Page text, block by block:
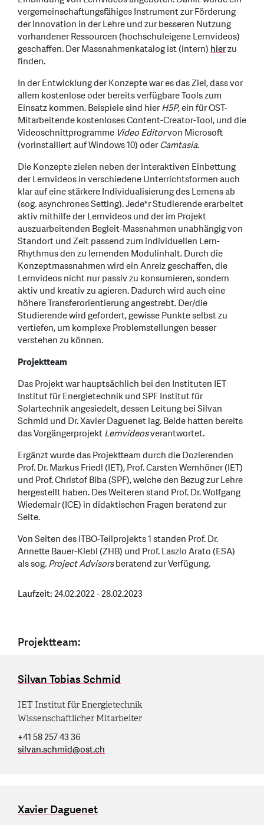
vergemeinschaftungsfähiges Instrument zur Förderung
der Innovation in der Lehre und zur besseren Nutzung
vorhandener Ressourcen (hochschuleigene Lernvideos)
geschaffen. Der Massnahmenkatalog ist (intern) hierzu
finden.
In der Entwicklung der Konzepte war es das Ziel, dass vor
allem kostenlose oder bereits verfügbare Tools zum
Einsatz kommen. Beispiele sind hierH5P, ein für OST-
Mitarbeitende kostenloses Content-Creator-Tool, und die
Videoschnittprogramme Video Editorvon Microsoft
(vorinstalliert auf Windows 10) oderCamtasia.
Die Konzepte zielen neben der interaktiven Einbettung
der Lernvideos in verschiedene Unterrichtsformen auch
klar auf eine stärkere Individualisierung des Lernens ab
(sog. asynchrones Setting). Jede*r Studierende erarbeitet
aktiv mithilfe der Lernvideos und der im Projekt
auszuarbeitenden Begleit-Massnahmen unabhängig von
Standort und Zeit passend zum individuellen Lern-
Rhythmus den zu lernenden Modulinhalt. Durch die
Konzeptmassnahmen wird ein Anreiz geschaffen, die
Lernvideos nicht nur passiv zu konsumieren, sondern
aktiv und kreativ zu agieren. Dadurch wird auch eine
höhere Transferorientierung angestrebt. Der/die
Studierende wird gefordert, gewisse Punkte selbst zu
vertiefen, um komplexe Problemstellungen besser
verstehen zu können.
Projektteam
Das Projekt war hauptsächlich bei den Instituten IET
Institut für Energietechnik und SPF Institut für
Solartechnik angesiedelt, dessen Leitung bei Silvan
Schmid und Dr. Xavier Daguenet lag. Beide hatten bereits
das VorgängerprojektLernvideosverantwortet.
Ergänzt wurde das Projektteam durch die Dozierenden
Prof. Dr. Markus Friedl (IET), Prof. Carsten Wemhöner (IET)
und Prof. Christof Biba (SPF), welche den Bezug zur Lehre
hergestellt haben. Des Weiteren stand Prof. Dr. Wolfgang
Wiedemair (ICE) in didaktischen Fragen beratend zur
Seite.
Von Seiten des ITBO-Teilprojekts 1 standen Prof. Dr.
Annette Bauer-Klebl (ZHB) und Prof. Laszlo Arato (ESA)
als sog.Project Advisorsberatend zur Verfügung.
Laufzeit:24.02.2022 - 28.02.2023
Projektteam:
Silvan Tobias Schmid
IET Institut für Energietechnik
Wissenschaftlicher Mitarbeiter
+41 58 257 43 36
silvan.schmid@ost.ch
Xavier Daguenet